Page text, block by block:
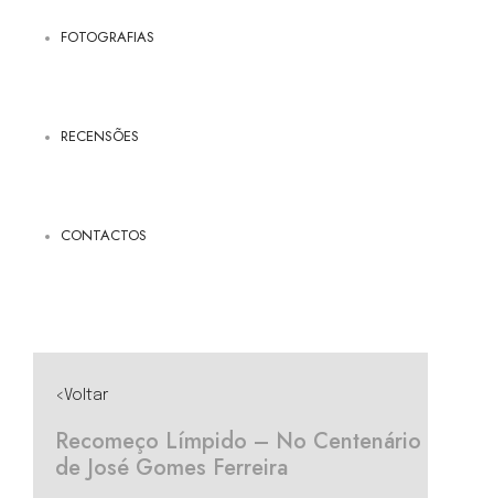
FOTOGRAFIAS
RECENSÕES
CONTACTOS
<Voltar
Recomeço Límpido – No Centenário
de José Gomes Ferreira